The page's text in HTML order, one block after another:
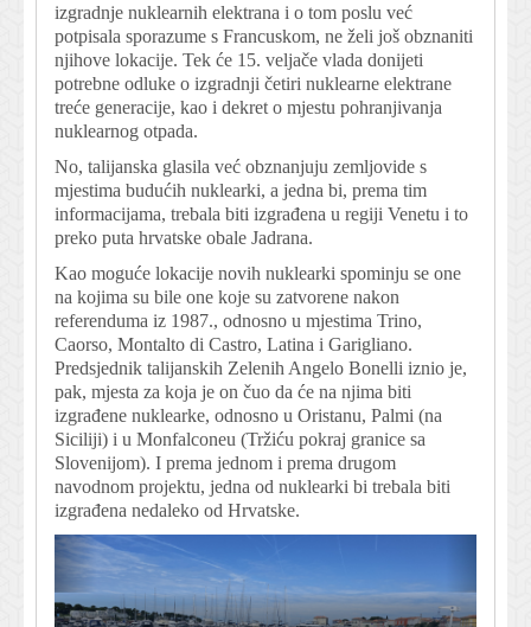
izgradnje nuklearnih elektrana i o tom poslu već
potpisala sporazume s Francuskom, ne želi još obznaniti
njihove lokacije. Tek će 15. veljače vlada donijeti
potrebne odluke o izgradnji četiri nuklearne elektrane
treće generacije, kao i dekret o mjestu pohranjivanja
nuklearnog otpada.
No, talijanska glasila već obznanjuju zemljovide s
mjestima budućih nuklearki, a jedna bi, prema tim
informacijama, trebala biti izgrađena u regiji Venetu i to
preko puta hrvatske obale Jadrana.
Kao moguće lokacije novih nuklearki spominju se one
na kojima su bile one koje su zatvorene nakon
referenduma iz 1987., odnosno u mjestima Trino,
Caorso, Montalto di Castro, Latina i Garigliano.
Predsjednik talijanskih Zelenih Angelo Bonelli iznio je,
pak, mjesta za koja je on čuo da će na njima biti
izgrađene nuklearke, odnosno u Oristanu, Palmi (na
Siciliji) i u Monfalconeu (Tržiću pokraj granice sa
Slovenijom). I prema jednom i prema drugom
navodnom projektu, jedna od nuklearki bi trebala biti
izgrađena nedaleko od Hrvatske.